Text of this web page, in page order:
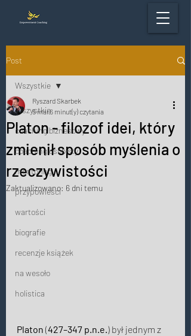
Post
Wszystkie
coaching biznesowy
coaching osobisty
mentoring
przypowieści
wartości
biografie
recenzje książek
na wesoło
holistica
Wszystkie
Platon - filozof idei, który
zmienił sposób myślenia o
rzeczywistości
Ryszard Skarbek
5 mar6 minut(y) czytania
Zaktualizowano: 6 dni temu
Platon (427–347 p.n.e. ) był jednym z